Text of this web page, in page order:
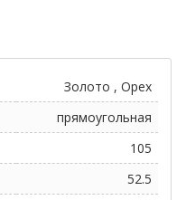
Золото , Орех
прямоугольная
105
52.5